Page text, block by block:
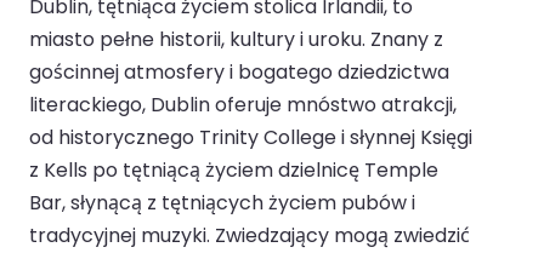
Dublin, tętniąca życiem stolica Irlandii, to
miasto pełne historii, kultury i uroku. Znany z
gościnnej atmosfery i bogatego dziedzictwa
literackiego, Dublin oferuje mnóstwo atrakcji,
od historycznego Trinity College i słynnej Księgi
z Kells po tętniącą życiem dzielnicę Temple
Bar, słynącą z tętniących życiem pubów i
tradycyjnej muzyki. Zwiedzający mogą zwiedzić